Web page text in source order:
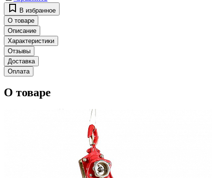
В избранное
О товаре
Описание
Характеристики
Отзывы
Доставка
Оплата
О товаре